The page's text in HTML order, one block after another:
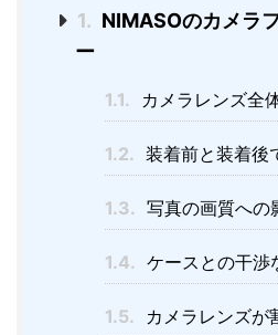
1. NIMASOのカメラ
ー
1.1. カメラレンズ全
1.2. 装着前と装着後
1.3. 写真の画質への
1.4. ケースとの干渉
1.5. カメラレンズが